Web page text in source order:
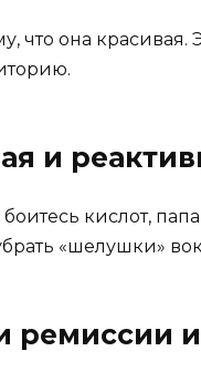
что она
и
кислот,
«шелушки»
ремиссии